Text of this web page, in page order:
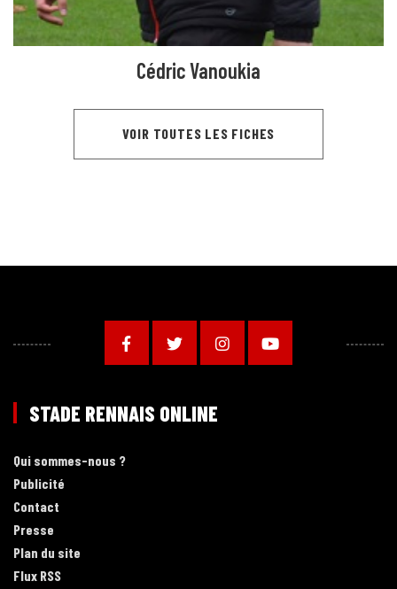
Cédric Vanoukia
VOIR TOUTES LES FICHES
STADE RENNAIS ONLINE
Qui sommes-nous ?
Publicité
Contact
Presse
Plan du site
Flux RSS